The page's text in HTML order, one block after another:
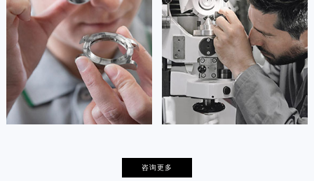
的高级技师之一
Tianjin FranckMuller Maintain center
 天津法穆兰维修
的高级技师之一
Nanjing FranckMuller Maintain
center
 上海法穆兰保养
辛迪·克莱门特
资深法穆兰技师
咨询更多